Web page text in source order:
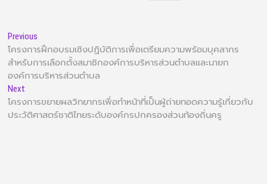
Previous
โครงการฝึกอบรมเชิงปฏิบัติการเพื่อเตรียมความพร้อมบุคลากร
สำหรับการเลือกตั้งสมาชิกองค์การบริหารส่วนตำบลและนายก
องค์การบริหารส่วนตำบล
Next
โครงการขยายผลวิทยากรเพื่อทำหน้าที่เป็นผู้ถ่ายทอดความรู้เกี่ยวกับ
ประวัติศาสตร์ชาติไทยระดับองค์กรปกครองส่วนท้องถิ่นครู